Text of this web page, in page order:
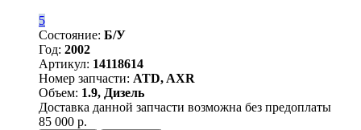
5
Состояние: Б/У
Год: 2002
Артикул: 14118614
Номер запчасти: ATD, AXR
Объем: 1.9, Дизель
Доставка данной запчасти возможна без предоплаты
85 000 р.